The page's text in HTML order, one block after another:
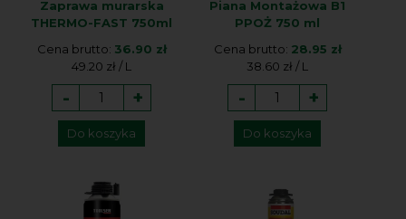
Zaprawa murarska
THERMO-FAST 750ml
Cena brutto: 36.90 zł
49.20 zł / L
- +
Do koszyka
Piana Montażowa B1
PPOŻ 750 ml
Cena brutto: 28.95 zł
38.60 zł / L
- +
Do koszyka